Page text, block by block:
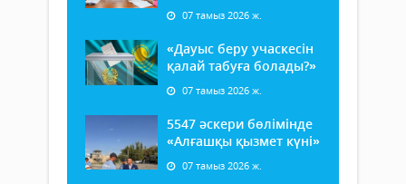
07 тамыз 2026 ж.
«Дауыс беру учаскесін
қалай табуға болады?»
07 тамыз 2026 ж.
5547 әскери бөлімінде
«Алғашқы қызмет күні»
07 тамыз 2026 ж.